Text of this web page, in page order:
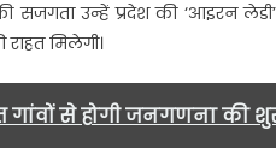
उन्हें प्रदेश की ‘आइरन लेडी’
मिलेगी।
गांवों से होगी जनगणना